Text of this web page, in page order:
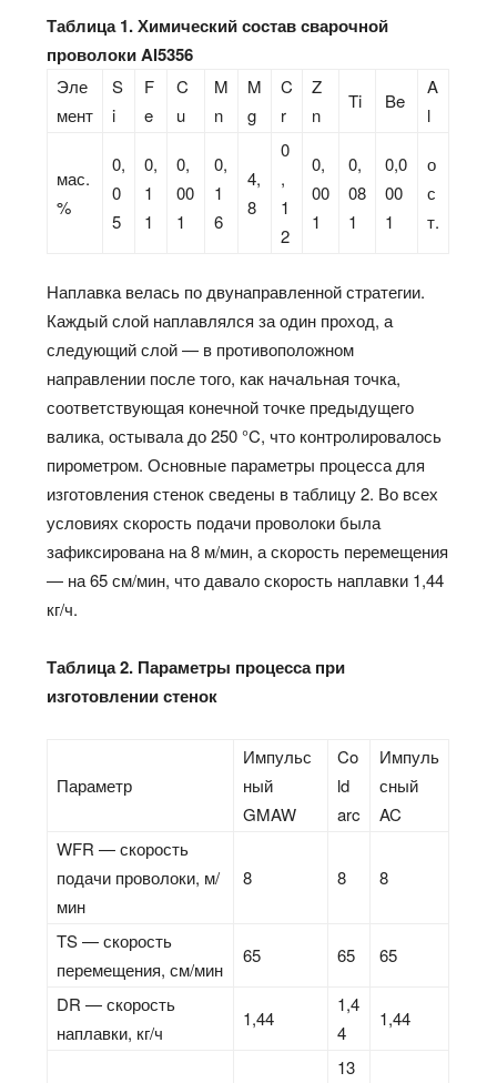
Таблица 1. Химический состав сварочной
проволоки Al5356
Эле
мент
S
i
F
e
C
u
M
n
M
g
C
r
Z
n
Ti Be
A
l
мас.
%
0,
0
5
0,
1
1
0,
00
1
0,
1
6
4,
8
0
,
1
2
0,
00
1
0,
08
1
0,0
00
1
о
с
т.
Наплавка велась по двунаправленной стратегии.
Каждый слой наплавлялся за один проход, а
следующий слой — в противоположном
направлении после того, как начальная точка,
соответствующая конечной точке предыдущего
валика, остывала до 250 °C, что контролировалось
пирометром. Основные параметры процесса для
изготовления стенок сведены в таблицу 2. Во всех
условиях скорость подачи проволоки была
зафиксирована на 8 м/мин, а скорость перемещения
— на 65 см/мин, что давало скорость наплавки 1,44
кг/ч.
Таблица 2. Параметры процесса при
изготовлении стенок
Параметр
Импульс
ный
GMAW
Co
ld
arc
Импуль
сный
AC
WFR — скорость
подачи проволоки, м/
мин
8 8 8
TS — скорость
перемещения, см/мин
65 65 65
DR — скорость
наплавки, кг/ч
1,44
1,4
4
1,44
13